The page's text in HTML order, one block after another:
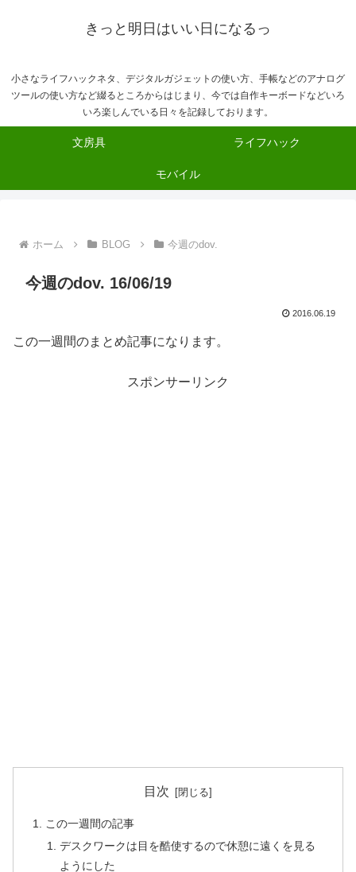
きっと明日はいい日になるっ
小さなライフハックネタ、デジタルガジェットの使い方、手帳などのアナログ
ツールの使い方など綴るところからはじまり、今では自作キーボードなどいろ
いろ楽しんでいる日々を記録しております。
文房具 ライフハック
モバイル
ホーム BLOG 今週のdov.
今週のdov. 16/06/19
2016.06.19
この一週間のまとめ記事になります。
スポンサーリンク
目次
この一週間の記事
デスクワークは目を酷使するので休憩に遠くを見る
ようにした